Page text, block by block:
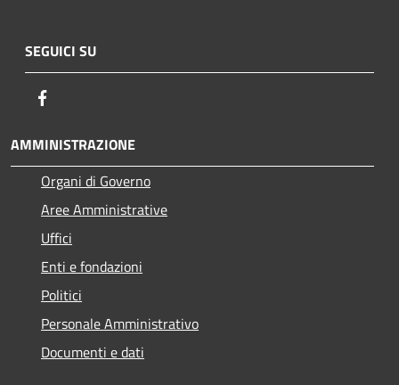
SEGUICI SU
AMMINISTRAZIONE
Organi di Governo
Aree Amministrative
Uffici
Enti e fondazioni
Politici
Personale Amministrativo
Documenti e dati